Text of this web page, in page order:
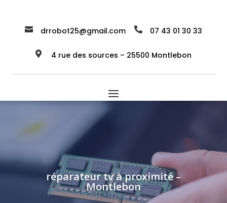
 drrobot25@gmail.com  07 43 01 30 33
 4 rue des sources – 25500 Montlebon
réparateur tv à proximité –
Montlebon